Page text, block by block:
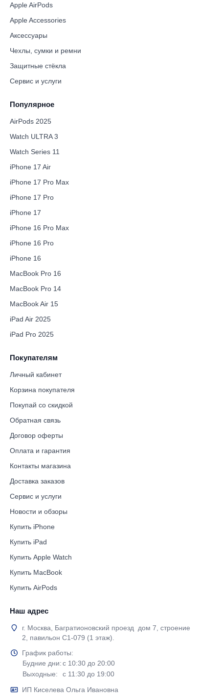
Apple AirPods
Apple Accessories
Аксессуары
Чехлы, сумки и ремни
Защитные стёкла
Сервис и услуги
Популярное
AirPods 2025
Watch ULTRA 3
Watch Series 11
iPhone 17 Air
iPhone 17 Pro Max
iPhone 17 Pro
iPhone 17
iPhone 16 Pro Max
iPhone 16 Pro
iPhone 16
MacBook Pro 16
MacBook Pro 14
MacBook Air 15
iPad Air 2025
iPad Pro 2025
Покупателям
Личный кабинет
Корзина покупателя
Покупай со скидкой
Обратная связь
Договор оферты
Оплата и гарантия
Контакты магазина
Доставка заказов
Сервис и услуги
Новости и обзоры
Купить iPhone
Купить iPad
Купить Apple Watch
Купить MacBook
Купить AirPods
Наш адрес
г. Москва, Багратионовский проезд дом 7, строение
2, павильон С1-079 (1 этаж).
График работы:
Будние дни:с 10:30 до 20:00
Выходные:
с 11:30 до 19:00
ИП Киселева Ольга Ивановна